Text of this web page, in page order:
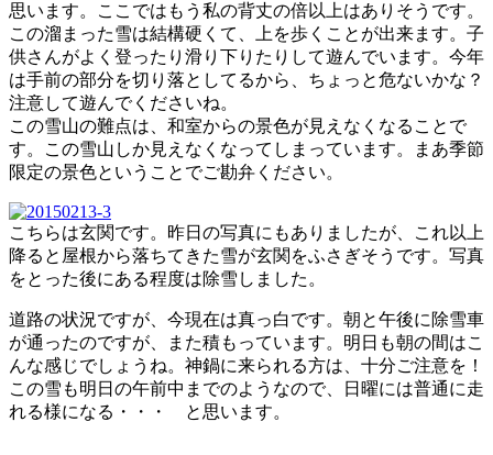
思います。ここではもう私の背丈の倍以上はありそうです。
この溜まった雪は結構硬くて、上を歩くことが出来ます。子
供さんがよく登ったり滑り下りたりして遊んでいます。今年
は手前の部分を切り落としてるから、ちょっと危ないかな？
注意して遊んでくださいね。
この雪山の難点は、和室からの景色が見えなくなることで
す。この雪山しか見えなくなってしまっています。まあ季節
限定の景色ということでご勘弁ください。
こちらは玄関です。昨日の写真にもありましたが、これ以上
降ると屋根から落ちてきた雪が玄関をふさぎそうです。写真
をとった後にある程度は除雪しました。
道路の状況ですが、今現在は真っ白です。朝と午後に除雪車
が通ったのですが、また積もっています。明日も朝の間はこ
んな感じでしょうね。神鍋に来られる方は、十分ご注意を！
この雪も明日の午前中までのようなので、日曜には普通に走
れる様になる・・・ と思います。